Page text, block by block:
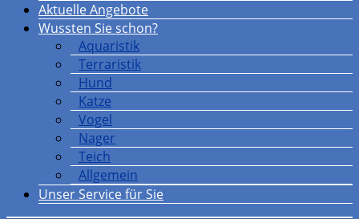
Aktuelle Angebote
Wussten Sie schon?
Aquaristik
Terraristik
Hund
Katze
Vogel
Nager
Teich
Allgemein
Unser Service für Sie